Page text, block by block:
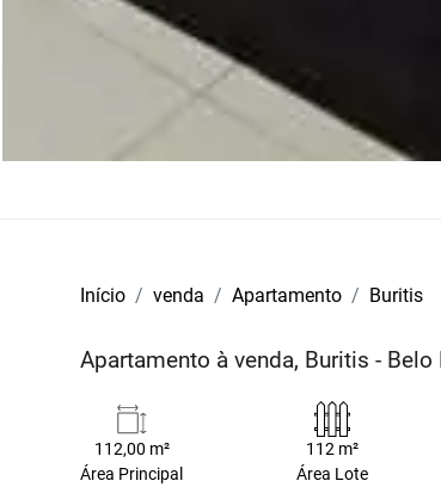
Início venda Apartamento Buritis
Apartamento à venda, Buritis -
112,00 m²
Área Principal
112 m²
Área Lote